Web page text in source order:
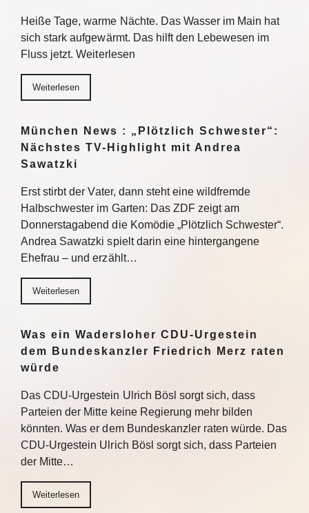
Heiße Tage, warme Nächte. Das Wasser im Main hat
sich stark aufgewärmt. Das hilft den Lebewesen im
Fluss jetzt. Weiterlesen
Weiterlesen
München News : „Plötzlich Schwester“:
Nächstes TV-Highlight mit Andrea
Sawatzki
Erst stirbt der Vater, dann steht eine wildfremde
Halbschwester im Garten: Das ZDF zeigt am
Donnerstagabend die Komödie „Plötzlich Schwester“.
Andrea Sawatzki spielt darin eine hintergangene
Ehefrau – und erzählt…
Weiterlesen
Was ein Wadersloher CDU-Urgestein
dem Bundeskanzler Friedrich Merz raten
würde
Das CDU-Urgestein Ulrich Bösl sorgt sich, dass
Parteien der Mitte keine Regierung mehr bilden
könnten. Was er dem Bundeskanzler raten würde. Das
CDU-Urgestein Ulrich Bösl sorgt sich, dass Parteien
der Mitte…
Weiterlesen